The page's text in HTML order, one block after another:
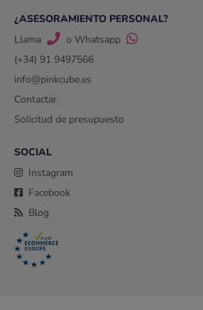
¿ASESORAMIENTO PERSONAL?
Llama
o Whatsapp
(+34) 91 9497566
info@pinkcube.es
Contactar
Solicitud de presupuesto
SOCIAL
Instagram
Facebook
Blog